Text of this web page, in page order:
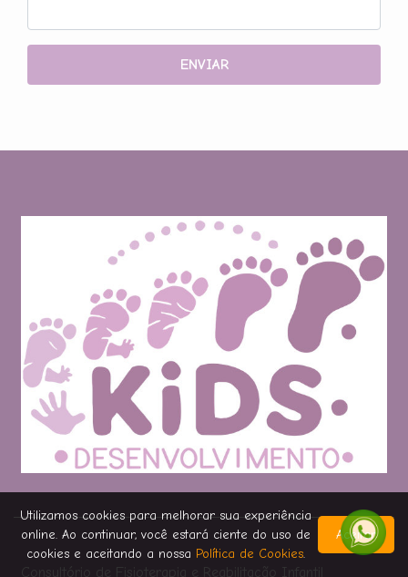
ENVIAR
Consultório de Fisioterapia e Reabilitação Infantil
Utilizamos cookies para melhorar sua experiência
online. Ao continuar, você estará ciente do uso de
cookies e aceitando a nossa Política de Cookies.
Aceitar